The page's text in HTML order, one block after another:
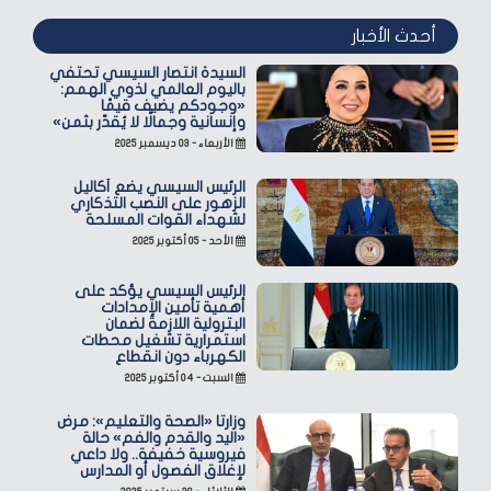
أحدث الأخبار
السيدة انتصار السيسي تحتفي
باليوم العالمي لذوي الهمم:
«وجودكم يضيف قيمًا
وإنسانية وجمالًا لا يُقدّر بثمن»
الأربعاء - ٠٣ ديسمبر ٢٠٢٥
الرئيس السيسي يضع أكاليل
الزهور على النصب التذكاري
لشهداء القوات المسلحة
الأحد - ٠٥ أكتوبر ٢٠٢٥
الرئيس السيسي يؤكد على
أهمية تأمين الإمدادات
البترولية اللازمة لضمان
استمرارية تشغيل محطات
الكهرباء دون انقطاع
السبت - ٠٤ أكتوبر ٢٠٢٥
وزارتا «الصحة والتعليم»: مرض
«اليد والقدم والفم» حالة
فيروسية خفيفة.. ولا داعي
لإغلاق الفصول أو المدارس